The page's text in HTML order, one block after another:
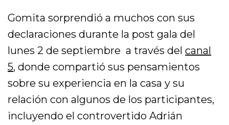
Gomita sorprendió a muchos con sus
declaraciones durante la post gala del
lunes 2 de septiembre a través delcanal
5, donde compartió sus pensamientos
sobre su experiencia en la casa y su
relación con algunos de los participantes,
incluyendo el controvertido Adrián